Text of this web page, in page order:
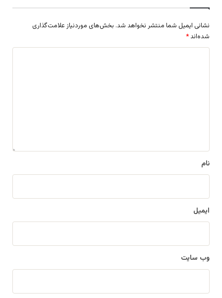
نشانی ایمیل شما منتشر نخواهد شد. بخش‌های موردنیاز علامت‌گذاری
شده‌اند *
نام
ایمیل
وب‌ سایت